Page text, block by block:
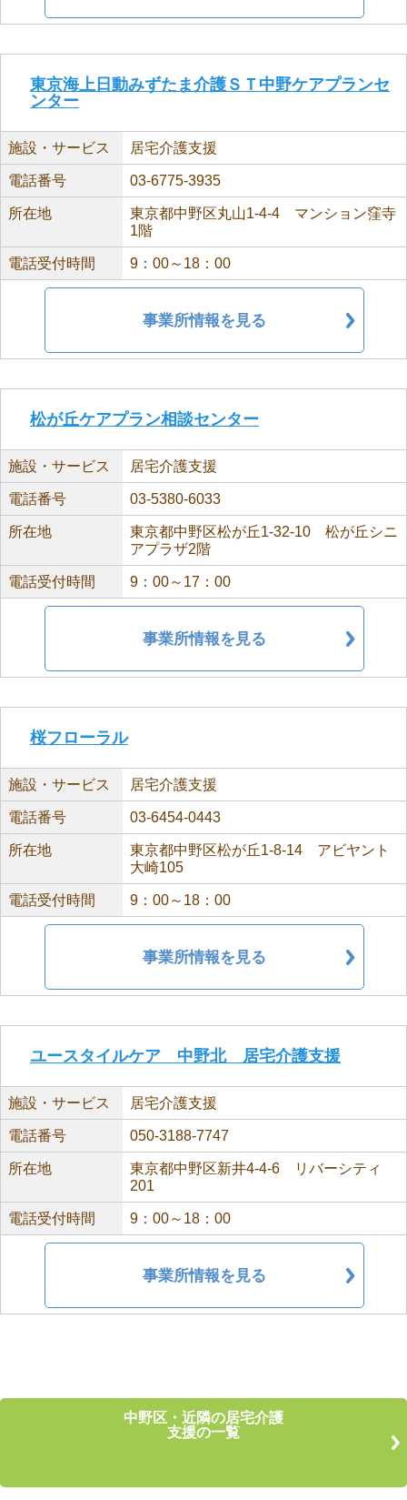
東京海上日動みずたま介護ＳＴ中野ケアプランセ
ンター
施設・サービス 居宅介護支援
電話番号 03-6775-3935
所在地
東京都中野区丸山1-4-4 マンション窪寺
1階
電話受付時間 9：00～18：00
事業所情報を見る
松が丘ケアプラン相談センター
施設・サービス 居宅介護支援
電話番号 03-5380-6033
所在地
東京都中野区松が丘1-32-10 松が丘シニ
アプラザ2階
電話受付時間 9：00～17：00
事業所情報を見る
桜フローラル
施設・サービス 居宅介護支援
電話番号 03-6454-0443
所在地
東京都中野区松が丘1-8-14 アビヤント
大崎105
電話受付時間 9：00～18：00
事業所情報を見る
ユースタイルケア 中野北 居宅介護支援
施設・サービス 居宅介護支援
電話番号 050-3188-7747
所在地
東京都中野区新井4-4-6 リバーシティ
201
電話受付時間 9：00～18：00
事業所情報を見る
中野区・近隣の居宅介護
支援の一覧